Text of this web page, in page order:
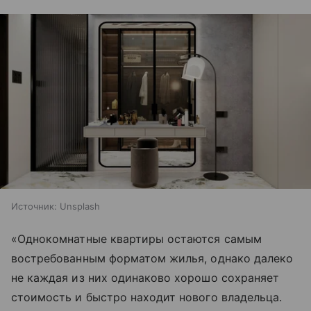
Источник: Unsplash
«Однокомнатные квартиры остаются самым
востребованным форматом жилья, однако далеко
не каждая из них одинаково хорошо сохраняет
стоимость и быстро находит нового владельца.